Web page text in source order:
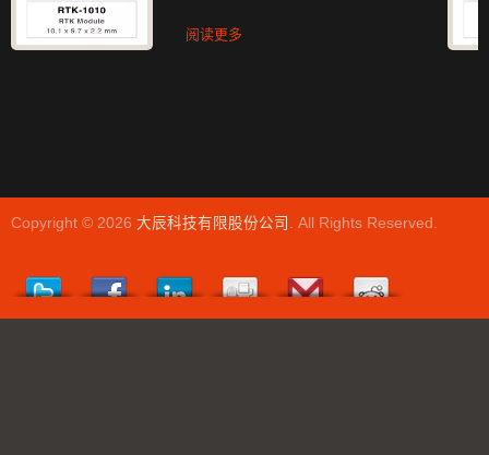
阅读更多
Copyright © 2026 大辰科技有限股份公司 . All Rights Reserved.